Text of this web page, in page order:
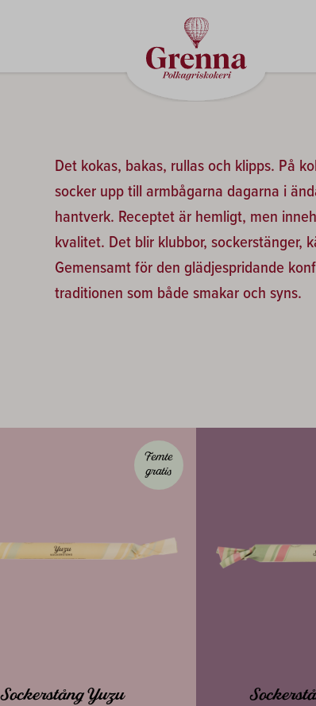
Det kokas, bakas, rullas och klipps. På
socker upp till armbågarna dagarna i
hantverk. Receptet är hemligt, men
kvalitet. Det blir klubbor, sockerstänger,
Gemensamt för den glädjespridande
traditionen som både smakar och syns.
Femte
gratis
Sockerstång Yuzu